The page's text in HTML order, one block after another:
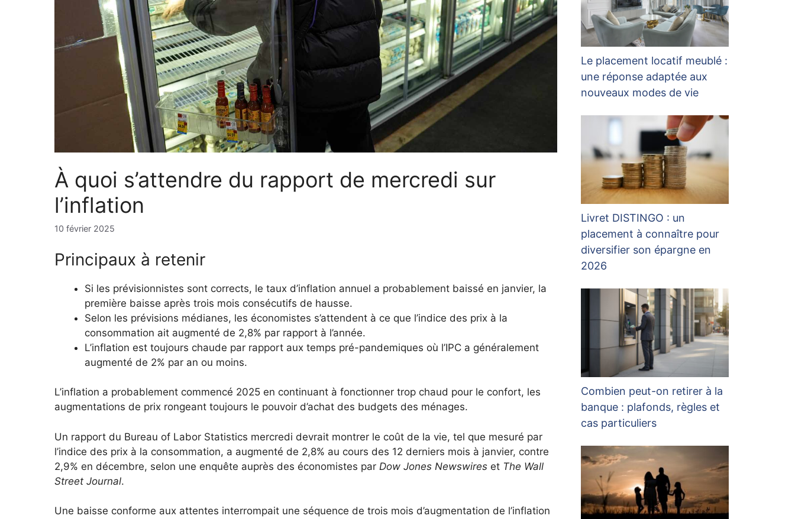
À quoi s’attendre du rapport de mercredi sur
l’inflation
10 février 2025
Principaux à retenir
Si les prévisionnistes sont corrects, le taux d’inflation annuel a probablement baissé en janvier, la
première baisse après trois mois consécutifs de hausse.
Selon les prévisions médianes, les économistes s’attendent à ce que l’indice des prix à la
consommation ait augmenté de 2,8% par rapport à l’année.
L’inflation est toujours chaude par rapport aux temps pré-pandemiques où l’IPC a généralement
augmenté de 2% par an ou moins.
L’inflation a probablement commencé 2025 en continuant à fonctionner trop chaud pour le confort, les
augmentations de prix rongeant toujours le pouvoir d’achat des budgets des ménages.
Un rapport du Bureau of Labor Statistics mercredi devrait montrer le coût de la vie, tel que mesuré par
l’indice des prix à la consommation, a augmenté de 2,8% au cours des 12 derniers mois à janvier, contre
2,9% en décembre, selon une enquête auprès des économistes par Dow Jones Newswires et The Wall
Street Journal.
Une baisse conforme aux attentes interrompait une séquence de trois mois d’augmentation de l’inflation
Le placement locatif meublé :
une réponse adaptée aux
nouveaux modes de vie
Livret DISTINGO : un
placement à connaître pour
diversifier son épargne en
2026
Combien peut-on retirer à la
banque : plafonds, règles et
cas particuliers